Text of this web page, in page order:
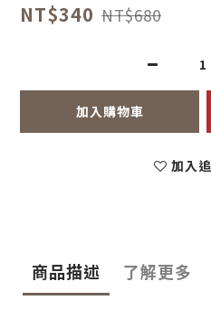
NT$340 NT$680
加入購物車
加入
商品描述 了解更多